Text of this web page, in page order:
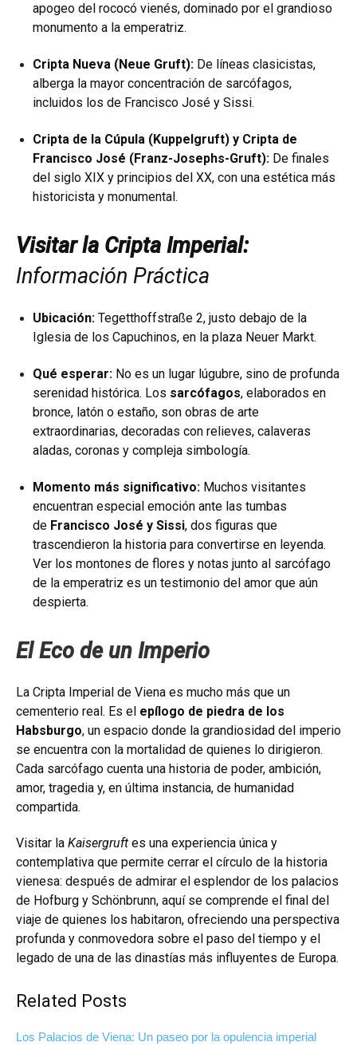
apogeo del rococó vienés, dominado por el grandioso
monumento a la emperatriz.
Cripta Nueva (Neue Gruft): De líneas clasicistas,
alberga la mayor concentración de sarcófagos,
incluidos los de Francisco José y Sissi.
Cripta de la Cúpula (Kuppelgruft) y Cripta de
Francisco José (Franz-Josephs-Gruft): De finales
del siglo XIX y principios del XX, con una estética más
historicista y monumental.
Visitar la Cripta Imperial:
Información Práctica
Ubicación: Tegetthoffstraße 2, justo debajo de la
Iglesia de los Capuchinos, en la plaza Neuer Markt.
Qué esperar: No es un lugar lúgubre, sino de profunda
serenidad histórica. Los sarcófagos, elaborados en
bronce, latón o estaño, son obras de arte
extraordinarias, decoradas con relieves, calaveras
aladas, coronas y compleja simbología.
Momento más significativo: Muchos visitantes
encuentran especial emoción ante las tumbas
de Francisco José y Sissi, dos figuras que
trascendieron la historia para convertirse en leyenda.
Ver los montones de flores y notas junto al sarcófago
de la emperatriz es un testimonio del amor que aún
despierta.
El Eco de un Imperio
La Cripta Imperial de Viena es mucho más que un
cementerio real. Es el epílogo de piedra de los
Habsburgo, un espacio donde la grandiosidad del imperio
se encuentra con la mortalidad de quienes lo dirigieron.
Cada sarcófago cuenta una historia de poder, ambición,
amor, tragedia y, en última instancia, de humanidad
compartida.
Visitar la Kaisergruft es una experiencia única y
contemplativa que permite cerrar el círculo de la historia
vienesa: después de admirar el esplendor de los palacios
de Hofburg y Schönbrunn, aquí se comprende el final del
viaje de quienes los habitaron, ofreciendo una perspectiva
profunda y conmovedora sobre el paso del tiempo y el
legado de una de las dinastías más influyentes de Europa.
Related Posts
Los Palacios de Viena: Un paseo por la opulencia imperial